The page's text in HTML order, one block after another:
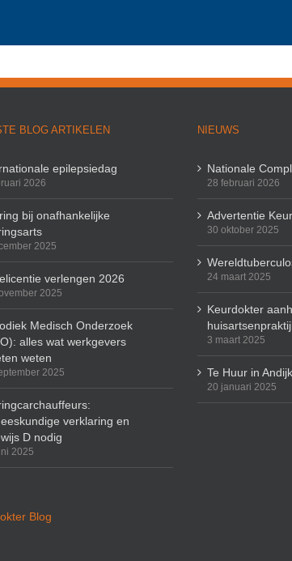
BLOG ARTIKELEN
epilepsiedag
2026
bij onafhankelijke
2025
verlengen 2026
2025
Medisch Onderzoek
alles wat werkgevers
weten
2025
verklaring en
D nodig
2025
Blog
NIEUWS
Nationale
28 februari 2026
Advertentie
30 oktober 2025
24 maart 2025
Keurdokter
3 maart 2025
Te Huur in Andijk
20 januari 2025